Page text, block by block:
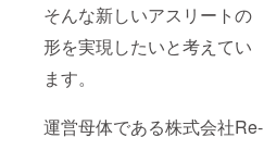
そんな新しいアスリートの
形を実現したいと考えてい
ます。
運営母体である株式会社Re-